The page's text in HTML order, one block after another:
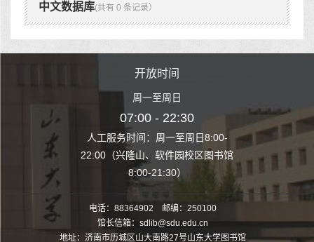
中文数据库(共有 0 条记录）
至周日8:00-
园校区图书馆
开放时间
周一至周日
07:00 - 22:30
人工服务时间：周一至周日8:00-
22:00（兴隆山、软件园校区图书馆
8:00-21:30）
人工服务时间
22:00（兴隆山
电话：88364902 邮编：250100
馆长信箱：sdlib@sdu.edu.cn
地址：济南市历城区山大南路27号山东大学图书馆